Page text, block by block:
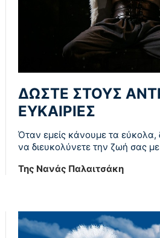
ΔΩΣΤΕ ΣΤΟΥΣ
ΕΥΚΑΙΡΙΕΣ
Όταν εμείς κάνουμε τα εύκολα,
να διευκολύνετε την ζωή σας με
Της Νανάς Παλαιτσάκη